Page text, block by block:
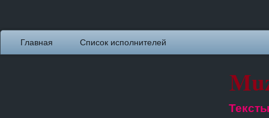
Главная Список исполнителей